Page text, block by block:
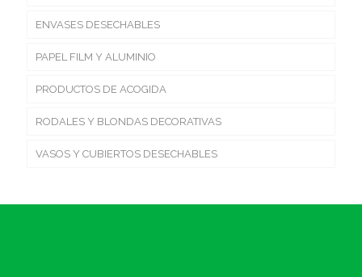
ENVASES DESECHABLES
PAPEL FILM Y ALUMINIO
PRODUCTOS DE ACOGIDA
RODALES Y BLONDAS DECORATIVAS
VASOS Y CUBIERTOS DESECHABLES